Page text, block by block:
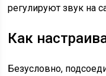
регулируют звук на
Как
Безусловно,